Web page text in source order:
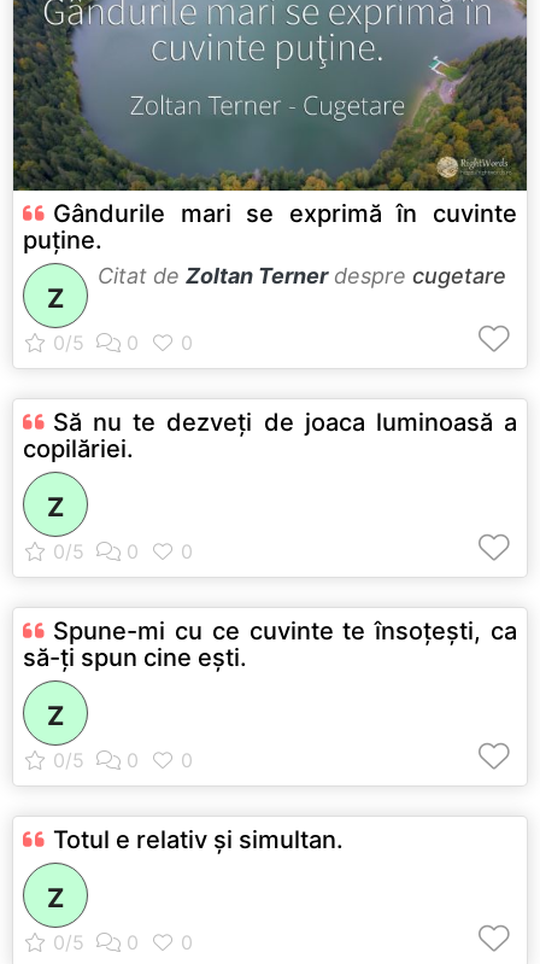
Gândurile mari se exprimă în cuvinte
puţine.
Z
Citat de Zoltan Ternerdespre cugetare
Să nu te dezveţi de joaca luminoasă a
copilăriei.
Z
Spune-mi cu ce cuvinte te însoţeşti, ca
să-ţi spun cine eşti.
Z
Totul e relativ şi simultan.
Z